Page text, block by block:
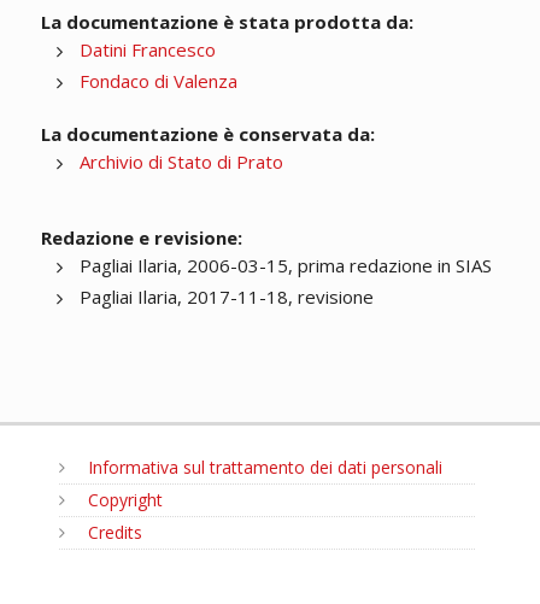
La documentazione è stata prodotta da:
Datini Francesco
Fondaco di Valenza
La documentazione è conservata da:
Archivio di Stato di Prato
Redazione e revisione:
Pagliai Ilaria, 2006-03-15, prima redazione in SIAS
Pagliai Ilaria, 2017-11-18, revisione
Informativa sul trattamento dei dati personali
Copyright
Credits